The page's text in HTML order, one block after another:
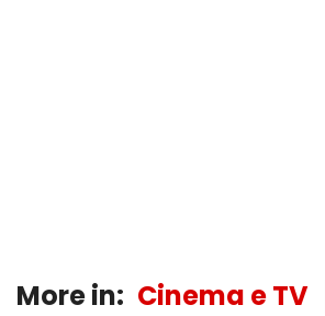
More in: Cinema e TV